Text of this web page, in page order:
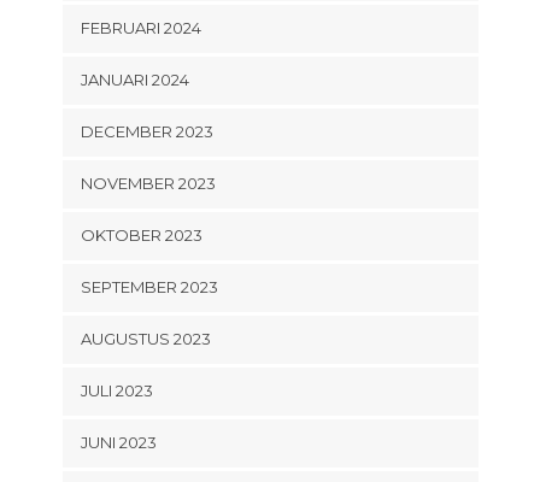
FEBRUARI 2024
JANUARI 2024
DECEMBER 2023
NOVEMBER 2023
OKTOBER 2023
SEPTEMBER 2023
AUGUSTUS 2023
JULI 2023
JUNI 2023